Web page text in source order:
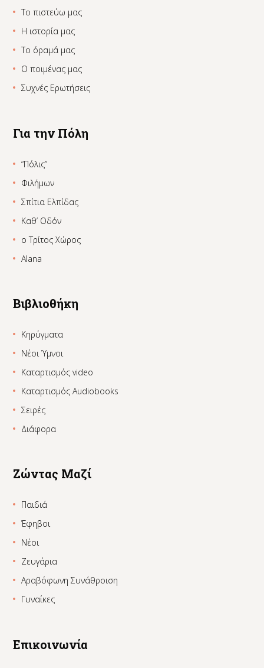
Το πιστεύω μας
Η ιστορία μας
Το όραμά μας
Ο ποιμένας μας
Συχνές Ερωτήσεις
Για την Πόλη
“Πόλις”
Φιλήμων
Σπίτια Ελπίδας
Καθ’ Οδόν
ο Τρίτος Χώρος
Alana
Βιβλιοθήκη
Κηρύγματα
Νέοι Ύμνοι
Καταρτισμός video
Καταρτισμός Audiobooks
Σειρές
Διάφορα
Ζώντας Μαζί
Παιδιά
Έφηβοι
Νέοι
Ζευγάρια
Αραβόφωνη Συνάθροιση
Γυναίκες
Επικοινωνία